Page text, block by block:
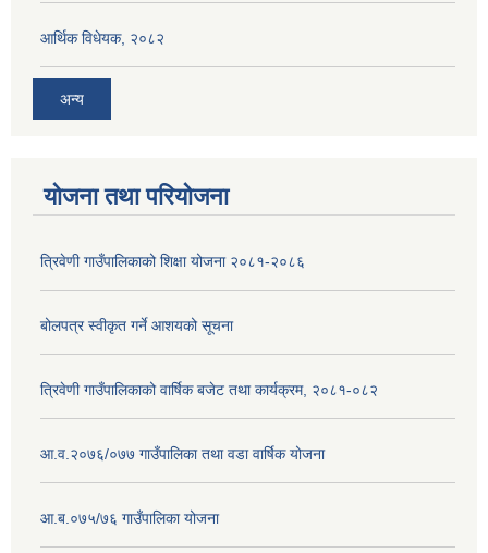
आर्थिक विधेयक, २०८२
अन्य
योजना तथा परियोजना
त्रिवेणी गाउँपालिकाको शिक्षा योजना २०८१-२०८६
बोलपत्र स्वीकृत गर्ने आशयको सूचना
त्रिवेणी गाउँपालिकाको वार्षिक बजेट तथा कार्यक्रम, २०८१-०८२
आ.व.२०७६/०७७ गाउँपालिका तथा वडा वार्षिक योजना
आ.ब.०७५/७६ गाउँपालिका योजना